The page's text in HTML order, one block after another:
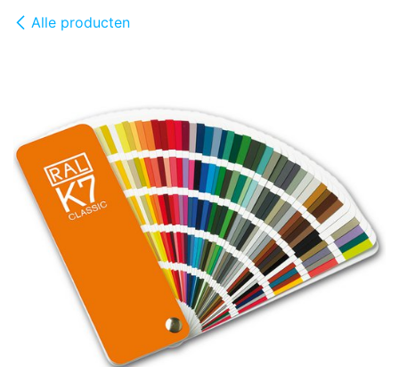
Alle producten